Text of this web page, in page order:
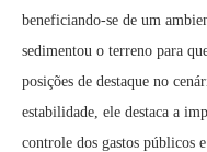
beneficiando-se de um
sedimentou o terreno para
posições de destaque no
estabilidade, ele destaca a
controle dos gastos públicos